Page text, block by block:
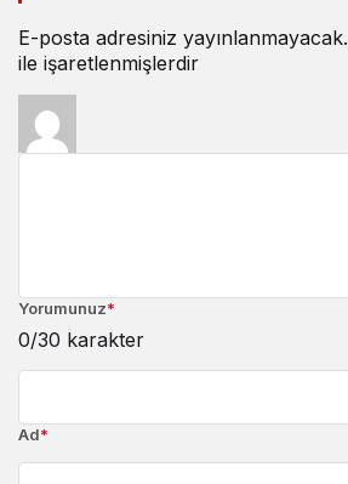
E-posta adresiniz yayınlanmayacak.
ile işaretlenmişlerdir
Yorumunuz*
0/30 karakter
Ad*